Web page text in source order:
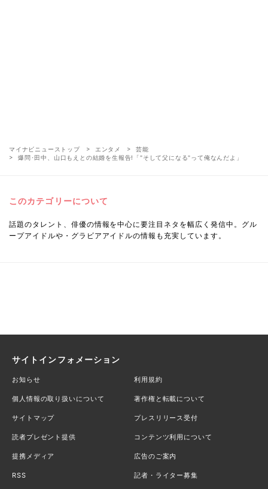
マイナビニューストップ エンタメ
芸能
爆問･田中、山口もえとの結婚を生報告!「"そして父になる"って俺なんだよ」
このカテゴリーについて
話題のタレント、俳優の情報を中心に要注目ネタを幅広く発信中。グル
ープアイドルや・グラビアアイドルの情報も充実しています。
サイトインフォメーション
お知らせ 利用規約
個人情報の取り扱いについて 著作権と転載について
サイトマップ プレスリリース受付
読者プレゼント提供 コンテンツ利用について
提携メディア 広告のご案内
RSS 記者・ライター募集